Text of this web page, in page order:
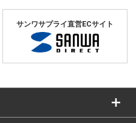
サンワサプライ直営ECサイト